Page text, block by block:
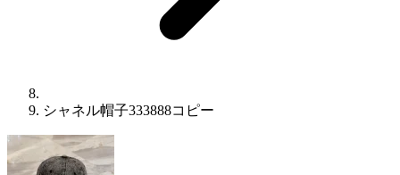
シャネル帽子333888コピー